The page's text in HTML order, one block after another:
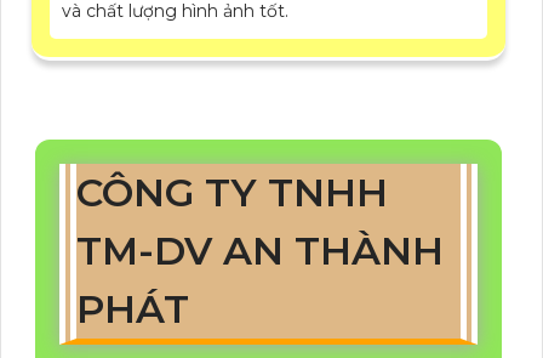
và chất lượng hình ảnh tốt.
CÔNG TY TNHH
TM-DV AN THÀNH
PHÁT